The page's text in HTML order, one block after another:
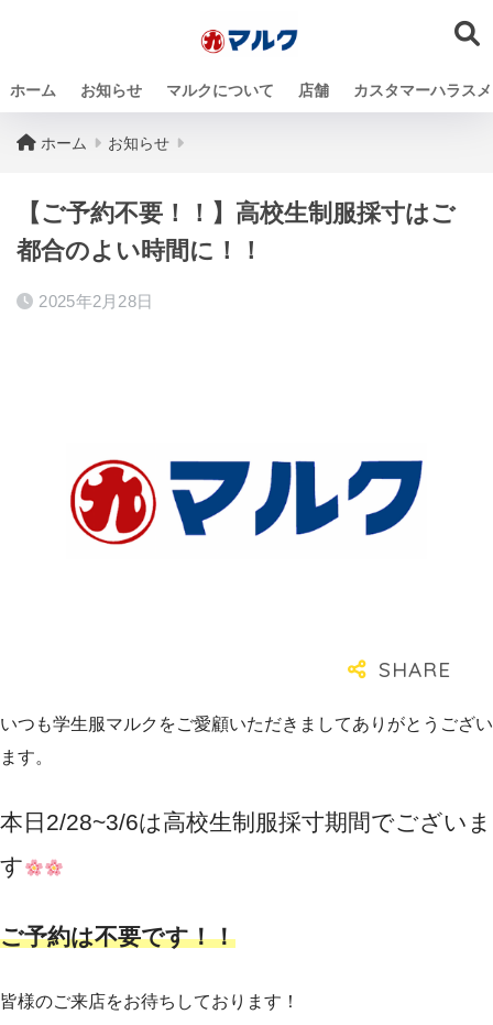
ホーム お知らせ マルクについて 店舗 カスタマーハラス
ホーム お知らせ
【ご予約不要！！】高校生制服採寸はご
都合のよい時間に！！
2025年2月28日
いつも学生服マルクをご愛顧いただきましてありがとうござい
ます。
本日2/28~3/6は高校生制服採寸期間でございま
す
ご予約は不要です！！
皆様のご来店をお待ちしております！